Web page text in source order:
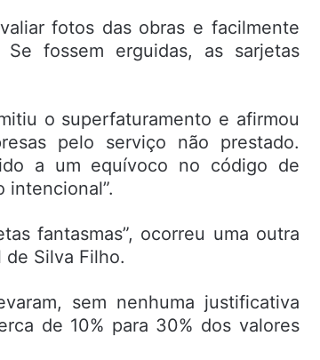
fotos das obras e facilmente
fossem erguidas, as sarjetas
o superfaturamento e afirmou
pelo serviço não prestado.
a um equívoco no código de
intencional”.
fantasmas”, ocorreu uma outra
Silva Filho.
sem nenhuma justificativa
de 10% para 30% dos valores